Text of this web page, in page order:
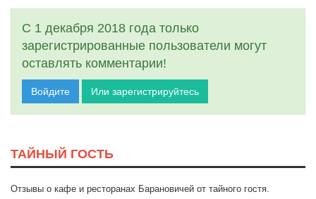
С 1 декабря 2018 года только
зарегистрированные пользователи могут
оставлять комментарии!
Войдите Или зарегистрируйтесь
ТАЙНЫЙ ГОСТЬ
Отзывы о кафе и ресторанах Барановичей от тайного гостя.